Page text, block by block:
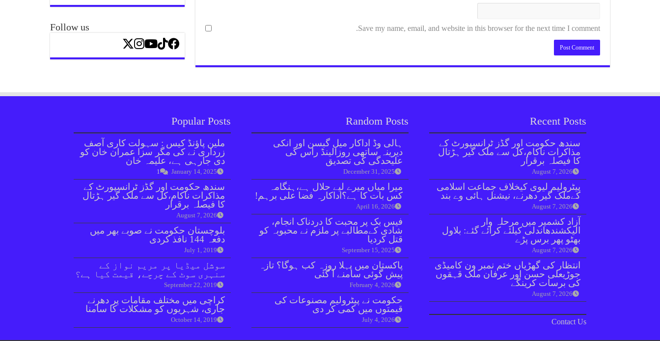
Save my name, email, and website in this browser for the next time I comment.
Follow us
Popular Posts
ملین پاؤنڈ کیس : سہولت کاری آصف
زرداری نے کی مگر سزا عمران خان کو
دی جارہی ہے، علیمہ خان
January 14, 2025
1
سندھ حکومت اور گڈز ٹرانسپورٹ کے
مذاکرات ناکام،کل سے ملک گیر ہڑتال
کا فیصلہ برقرار
August 7, 2026
بلوچستان حکومت نے صوبے بھر میں
دفعہ 144 نافذ کردی
July 1, 2019
سوشل میڈیا پر مریم نواز کے
سنہری سوٹ کے چرچے، قیمت کیا ہے؟
September 22, 2019
کراچی میں مختلف مقامات پر دھرنے
جاری، شہریوں کو مشکلات کا سامنا
October 14, 2019
Random Posts
ہالی وڈ اداکار میل گبسن اور انکی
دیرینہ ساتھی روزالینڈ راس کی
علیحدگی کی تصدیق
December 31, 2025
میرا میاں میرے لیے حلال ہے،ہنگامہ
کس بات کا ہے؟اداکارہ فضا علی برہم!
April 16, 2026
فیس بک پر محبت کا دردناک انجام،
شادی کےمطالبے پر ملزم نے محبوبہ کو
قتل کردیا
September 15, 2025
پاکستان میں پہلا روزہ کب ہوگا؟ تازہ
پیش گوئی سامنے آ گئی
February 4, 2026
حکومت نے پیٹرولیم مصنوعات کی
قیمتوں میں کمی کر دی
July 4, 2026
Recent Posts
سندھ حکومت اور گڈز ٹرانسپورٹ کے
مذاکرات ناکام،کل سے ملک گیر ہڑتال
کا فیصلہ برقرار
August 7, 2026
پیٹرولیم لیوی کیخلاف جماعت اسلامی
کےملک گیر دھرنے، نیشنل ہائی وے بند
August 7, 2026
آزاد کشمیر میں مرحلہ وار
الیکشندھاندلی کیلئے کرائے گئے: بلاول
بھٹو پھر برس پڑے
August 7, 2026
انتظار کی گھڑیاں ختم نمبر ون کامیڈی
جوڑیعلی حسن اور عرفان ملک قہقوں
کی برسات کرینگے
August 7, 2026
Contact Us